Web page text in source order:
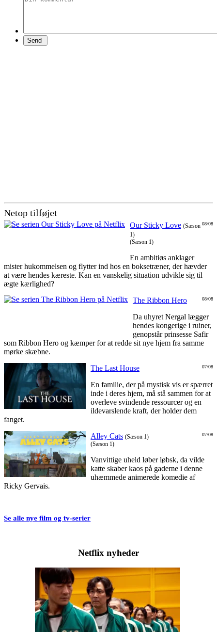
Netop tilføjet
08/08
Our Sticky Love (Sæson
1)
(Sæson 1)
En ambitiøs anklager
mister hukommelsen og flytter ind hos en boksetræner, der hævder
at være hendes kæreste. Kan en vanskelig situation udvikle sig til
ægte kærlighed?
08/08
The Ribbon Hero
Da uhyret Nergal lægger
hendes kongerige i ruiner,
genopstår prinsesse Safir
som Ribbon Hero og kæmper for at redde sit nye hjem fra samme
mørke skæbne.
07/08
The Last House
En familie, der på mystisk vis er spærret
inde i deres hjem, må stå sammen for at
overleve svindende ressourcer og en
ildevarslende kraft, der holder dem
fanget.
07/08
Alley Cats (Sæson 1)
(Sæson 1)
Vanvittige uheld løber løbsk, da vilde
katte skaber kaos på gaderne i denne
uhæmmede animerede komedie af
Ricky Gervais.
Se alle nye film og tv-serier
Netflix nyheder